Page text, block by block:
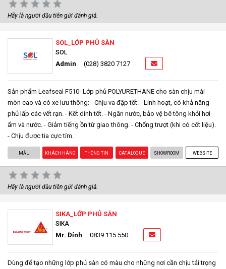
Hãy là người đầu tiên gửi đánh giá.
SOL_LỚP PHỦ SÀN
SOL
Admin (028) 3820 7127
Sản phẩm Leafseal F510- Lớp phủ POLYURETHANE cho sàn chịu mài
mòn cao và có xe lưu thông: - Chịu va đập tốt. - Linh hoạt, có khả năng
phủ lấp các vết rạn. - Kết dính tốt. - Ngăn nước, bảo vệ bê tông khỏi hơi
ẩm và nước. - Giảm tiếng ồn từ giao thông. - Chống trượt (khi có cốt liệu).
- Chịu được tia cực tím.
MẪU KHÁCH HÀNG THÔNG TIN CATALOGUE SHOWROOM WEBSITE
Hãy là người đầu tiên gửi đánh giá.
SIKA_LỚP PHỦ SÀN
SIKA
Mr. Đỉnh 0839 115 550
Dùng để tạo những lớp phủ sàn có màu cho những nơi cần chịu tải trọng